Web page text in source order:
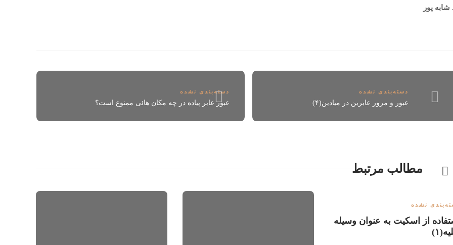
پور
دسته‌بندی نشده
عبور عابر پیاده در چه مکان هائی ممنوع است؟
دسته‌بندی نشده
عبور و مرور عابرين در ميادين(۴)
مطالب مرتبط
نشده
از اسکیت به عنوان وسیله